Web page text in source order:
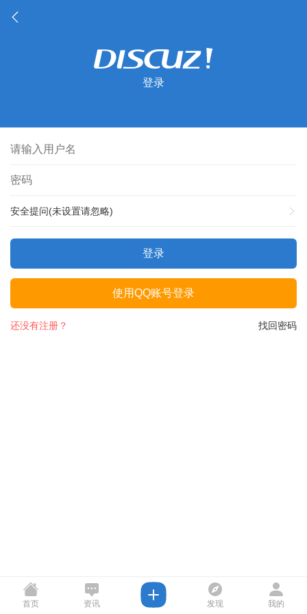
登录
安全提问(未设置请忽略)
登录
使用QQ账号登录
找回密码
还没有注册？
首页 资讯 发现 我的